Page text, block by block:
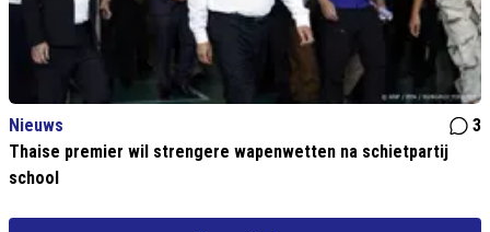
Nieuws
3
Thaise premier wil strengere wapenwetten na schietpartij
school